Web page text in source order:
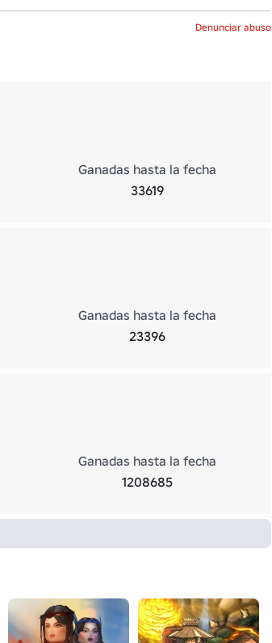
Denunciar abuso
Ganadas hasta la fecha
33619
Ganadas hasta la fecha
23396
Ganadas hasta la fecha
1208685